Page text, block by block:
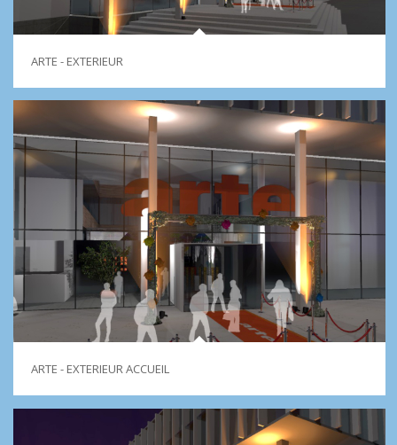
ARTE - EXTERIEUR
ARTE - EXTERIEUR ACCUEIL